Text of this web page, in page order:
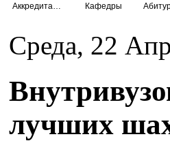
Кафедры
Среда, 22
лучших